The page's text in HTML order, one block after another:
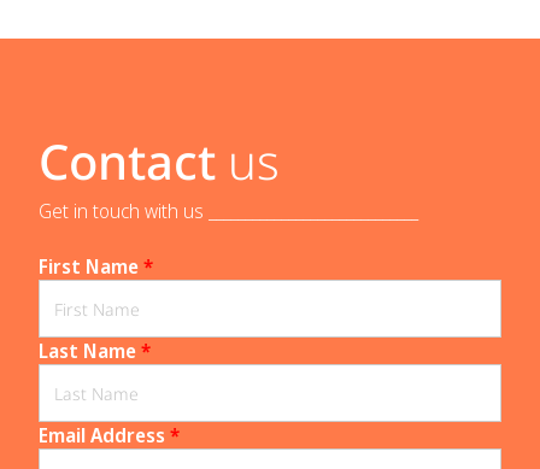
Contact us
Get in touch with us _____________________________
First Name*
Last Name*
Email Address *